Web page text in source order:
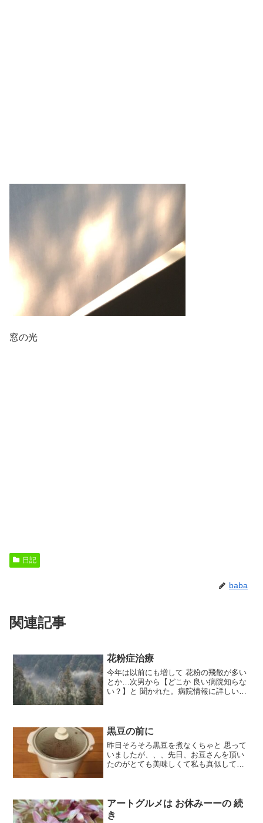
窓の光
日記
baba
関連記事
花粉症治療
今年は以前にも増して 花粉の飛散が多い
とか…次男から【どこか 良い病院知らな
い？】と 聞かれた。病院情報に詳しい妹
も 楽だから...
黒豆の前に
昨日そろそろ黒豆を煮なくちゃと 思って
いましたが、、、先日、お豆さんを頂い
たのがとても美味しくて私も真似して煮
夕方 帰ったら留守...
アートグルメは お休みーーの 続
き